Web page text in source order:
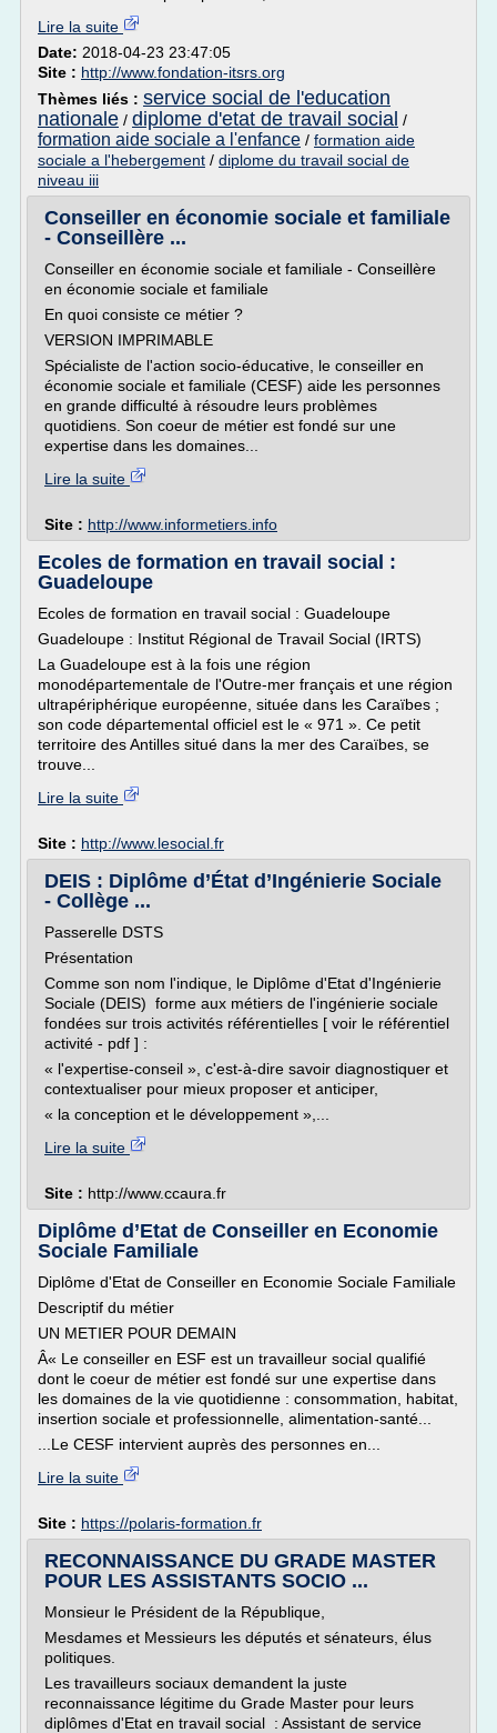
Lire la suite
Date: 2018-04-23 23:47:05
Site : http://www.fondation-itsrs.org
Thèmes liés : service social de l'education
nationale / diplome d'etat de travail social /
formation aide sociale a l'enfance / formation aide
sociale a l'hebergement / diplome du travail social de
niveau iii
Conseiller en économie sociale et familiale
- Conseillère ...
Conseiller en économie sociale et familiale - Conseillère
en économie sociale et familiale
En quoi consiste ce métier ?
VERSION IMPRIMABLE
Spécialiste de l'action socio-éducative, le conseiller en
économie sociale et familiale (CESF) aide les personnes
en grande difficulté à résoudre leurs problèmes
quotidiens. Son coeur de métier est fondé sur une
expertise dans les domaines...
Lire la suite
Site : http://www.informetiers.info
Ecoles de formation en travail social :
Guadeloupe
Ecoles de formation en travail social : Guadeloupe
Guadeloupe : Institut Régional de Travail Social (IRTS)
La Guadeloupe est à la fois une région
monodépartementale de l'Outre-mer français et une région
ultrapériphérique européenne, située dans les Caraïbes ;
son code départemental officiel est le « 971 ». Ce petit
territoire des Antilles situé dans la mer des Caraïbes, se
trouve...
Lire la suite
Site : http://www.lesocial.fr
DEIS : Diplôme d’État d’Ingénierie Sociale
- Collège ...
Passerelle DSTS
Présentation
Comme son nom l'indique, le Diplôme d'Etat d'Ingénierie
Sociale (DEIS) forme aux métiers de l'ingénierie sociale
fondées sur trois activités référentielles [ voir le référentiel
activité - pdf ] :
« l'expertise-conseil », c'est-à-dire savoir diagnostiquer et
contextualiser pour mieux proposer et anticiper,
« la conception et le développement »,...
Lire la suite
Site : http://www.ccaura.fr
Diplôme d’Etat de Conseiller en Economie
Sociale Familiale
Diplôme d'Etat de Conseiller en Economie Sociale Familiale
Descriptif du métier
UN METIER POUR DEMAIN
Â« Le conseiller en ESF est un travailleur social qualifié
dont le coeur de métier est fondé sur une expertise dans
les domaines de la vie quotidienne : consommation, habitat,
insertion sociale et professionnelle, alimentation-santé...
...Le CESF intervient auprès des personnes en...
Lire la suite
Site : https://polaris-formation.fr
RECONNAISSANCE DU GRADE MASTER
POUR LES ASSISTANTS SOCIO ...
Monsieur le Président de la République,
Mesdames et Messieurs les députés et sénateurs, élus
politiques.
Les travailleurs sociaux demandent la juste
reconnaissance légitime du Grade Master pour leurs
diplômes d'Etat en travail social : Assistant de service